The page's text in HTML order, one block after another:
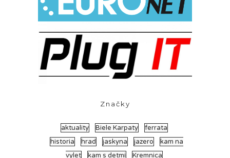
Značky
aktuality Biele Karpaty
ferrata
historia
hrad jaskyna jazero
kam na
vylet
kam s detmi
Kremnica